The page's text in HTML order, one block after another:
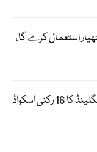
استعمال کرے گا،
پاکستان کیخلاف ٹیسٹ سیریز ، انگلینڈ کا 16 رکنی اسکواڈ